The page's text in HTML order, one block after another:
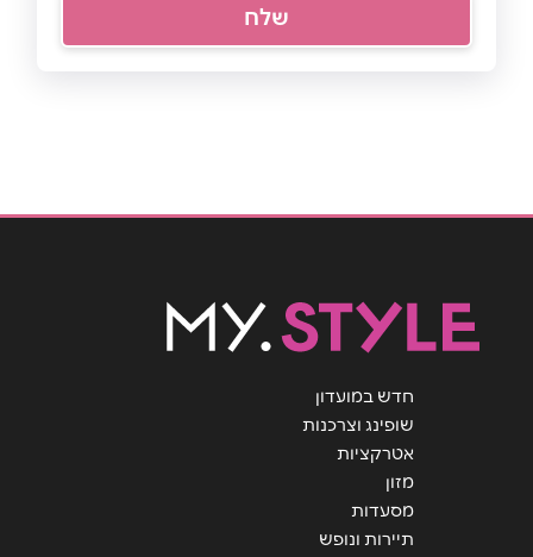
שלח
חדש במועדון
שופינג וצרכנות
אטרקציות
מזון
מסעדות
תיירות ונופש